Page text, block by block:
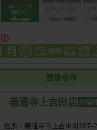
善通寺市
善通寺上吉田店
住所： 善通寺市上吉田町107-2